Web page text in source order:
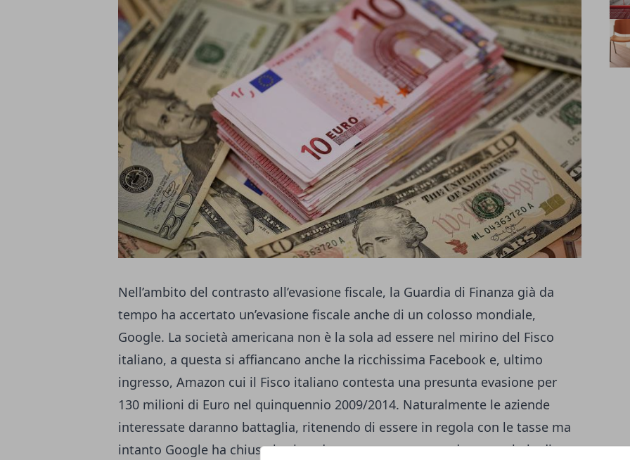
Nell’ambito del contrasto all’evasione fiscale, la Guardia di Finanza già da
tempo ha accertato un’evasione fiscale anche di un colosso mondiale,
Google. La società americana non è la sola ad essere nel mirino del Fisco
italiano, a questa si affiancano anche la ricchissima Facebook e, ultimo
ingresso, Amazon cui il Fisco italiano contesta una presunta evasione per
130 milioni di Euro nel quinquennio 2009/2014. Naturalmente le aziende
interessate daranno battaglia, ritenendo di essere in regola con le tasse ma
intanto Google ha chiuso la vicenda attraverso un accordo, un verbale di